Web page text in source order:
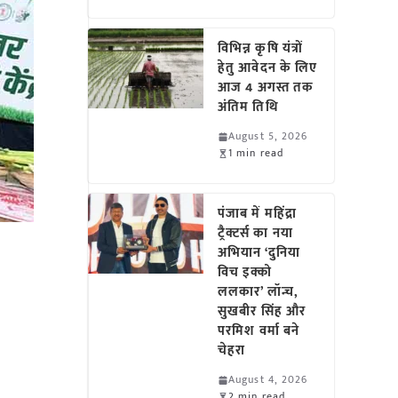
विभिन्न कृषि यंत्रों
हेतु आवेदन के लिए
आज 4 अगस्त तक
अंतिम तिथि
August 5, 2026
1 min read
पंजाब में महिंद्रा
ट्रैक्टर्स का नया
अभियान ‘दुनिया
विच इक्को
ललकार’ लॉन्च,
सुखबीर सिंह और
परमिश वर्मा बने
चेहरा
August 4, 2026